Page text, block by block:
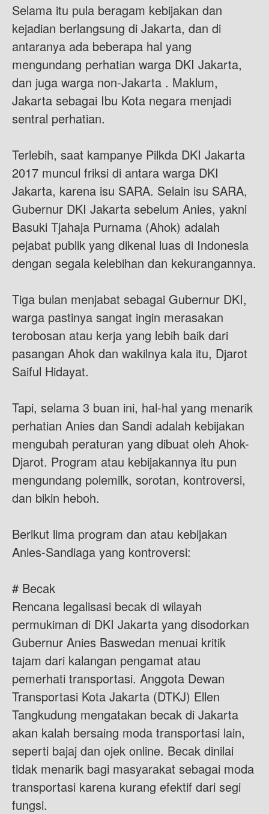
Selama itu pula beragam kebijakan dan
kejadian berlangsung di Jakarta, dan di
antaranya ada beberapa hal yang
mengundang perhatian warga DKI Jakarta,
dan juga warga non-Jakarta . Maklum,
Jakarta sebagai Ibu Kota negara menjadi
sentral perhatian.
Terlebih, saat kampanye Pilkda DKI Jakarta
2017 muncul friksi di antara warga DKI
Jakarta, karena isu SARA. Selain isu SARA,
Gubernur DKI Jakarta sebelum Anies, yakni
Basuki Tjahaja Purnama (Ahok) adalah
pejabat publik yang dikenal luas di Indonesia
dengan segala kelebihan dan kekurangannya.
Tiga bulan menjabat sebagai Gubernur DKI,
warga pastinya sangat ingin merasakan
terobosan atau kerja yang lebih baik dari
pasangan Ahok dan wakilnya kala itu, Djarot
Saiful Hidayat.
Tapi, selama 3 buan ini, hal-hal yang menarik
perhatian Anies dan Sandi adalah kebijakan
mengubah peraturan yang dibuat oleh Ahok-
Djarot. Program atau kebijakannya itu pun
mengundang polemilk, sorotan, kontroversi,
dan bikin heboh.
Berikut lima program dan atau kebijakan
Anies-Sandiaga yang kontroversi:
# Becak
Rencana legalisasi becak di wilayah
permukiman di DKI Jakarta yang disodorkan
Gubernur Anies Baswedan menuai kritik
tajam dari kalangan pengamat atau
pemerhati transportasi. Anggota Dewan
Transportasi Kota Jakarta (DTKJ) Ellen
Tangkudung mengatakan becak di Jakarta
akan kalah bersaing moda transportasi lain,
seperti bajaj dan ojek online. Becak dinilai
tidak menarik bagi masyarakat sebagai moda
transportasi karena kurang efektif dari segi
fungsi.